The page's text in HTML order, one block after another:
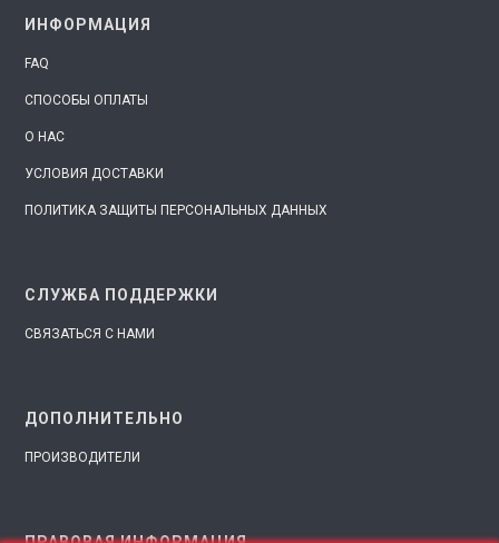
ИНФОРМАЦИЯ
FAQ
СПОСОБЫ ОПЛАТЫ
О НАС
УСЛОВИЯ ДОСТАВКИ
ПОЛИТИКА ЗАЩИТЫ ПЕРСОНАЛЬНЫХ ДАННЫХ
СЛУЖБА ПОДДЕРЖКИ
СВЯЗАТЬСЯ С НАМИ
ДОПОЛНИТЕЛЬНО
ПРОИЗВОДИТЕЛИ